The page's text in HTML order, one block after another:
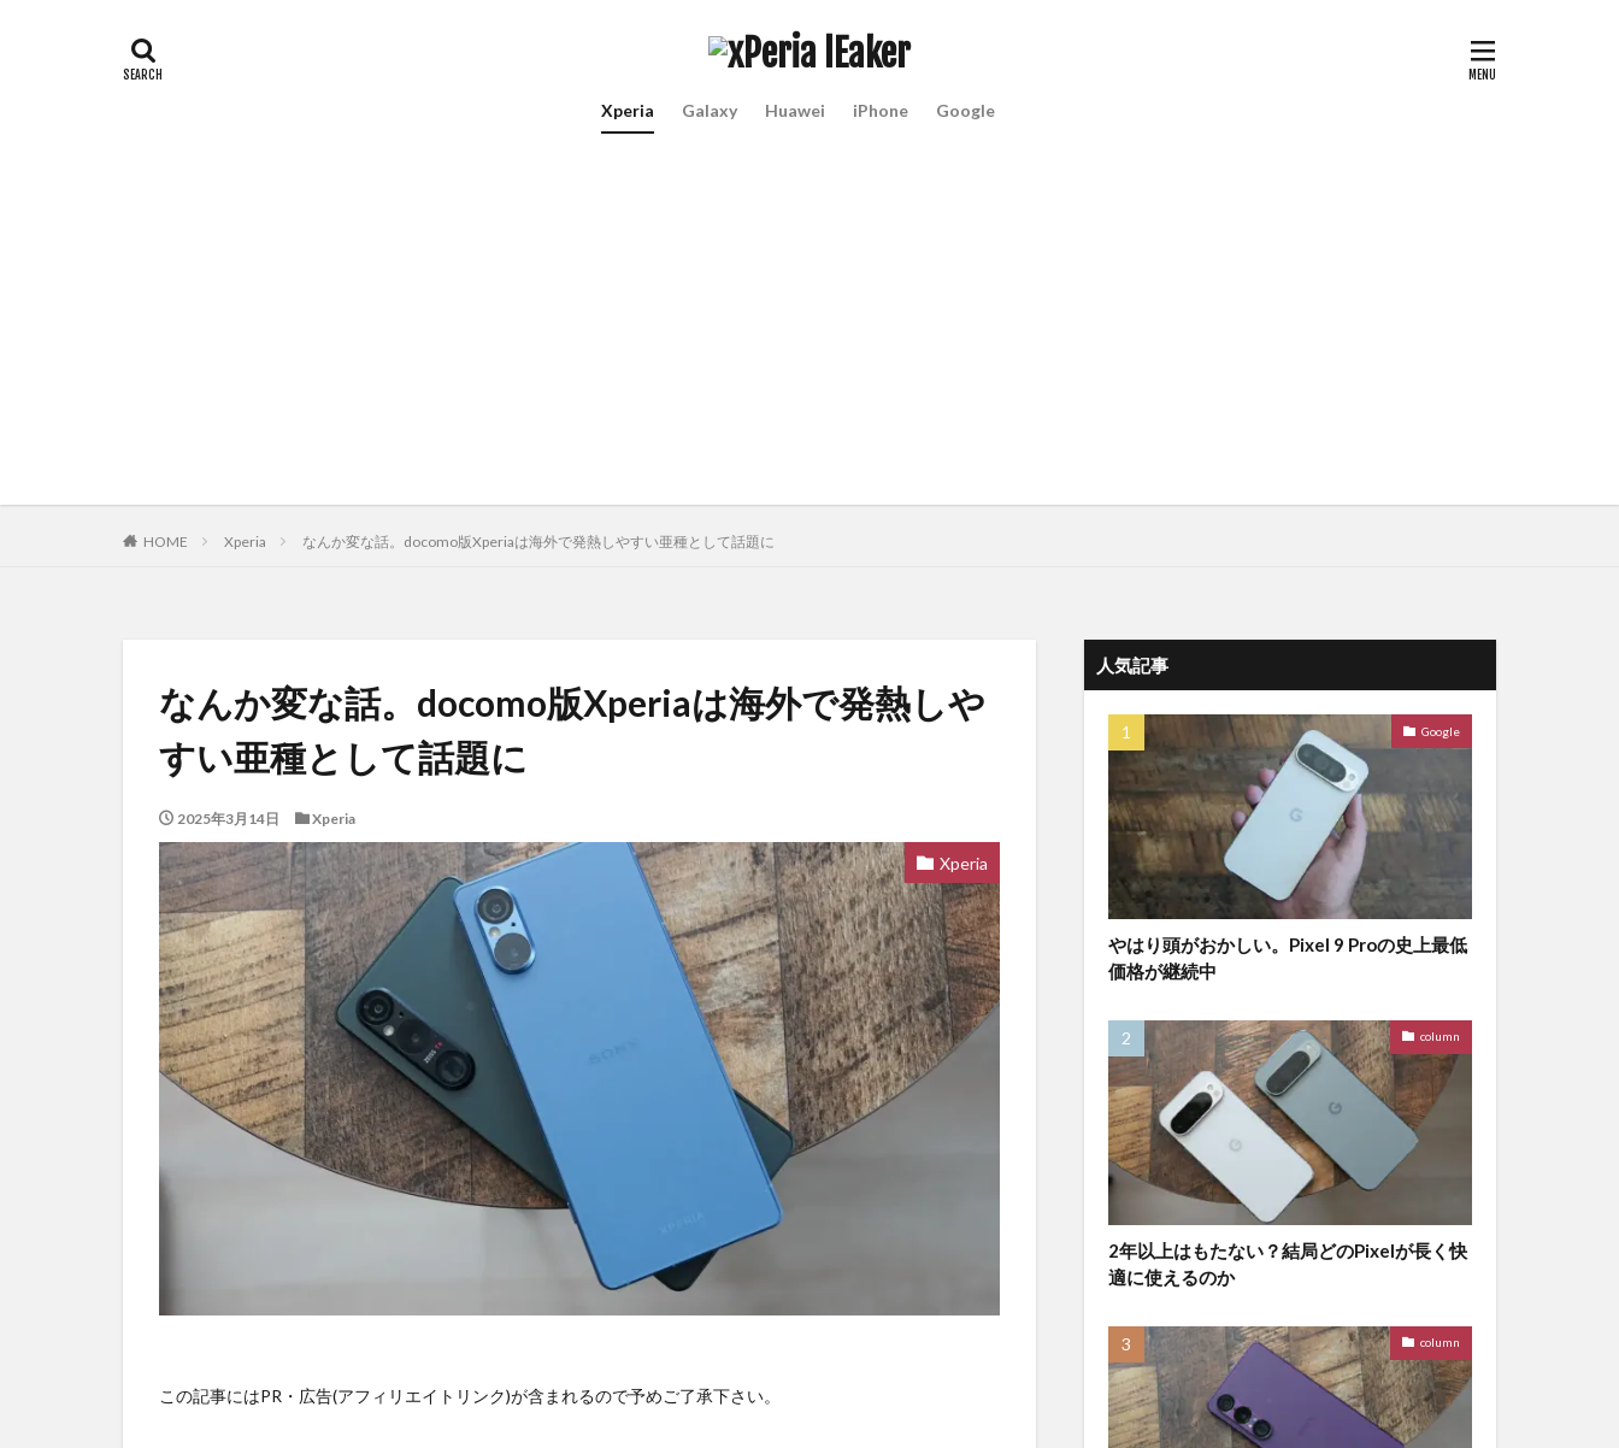
Xperia Galaxy Huawei iPhone Google
HOME Xperia なんか変な話。docomo版Xperiaは海外で発熱しやすい亜種として話題に
なんか変な話。docomo版Xperiaは海外で発熱しや
すい亜種として話題に
2025年3月14日 Xperia
Xperia
この記事にはPR・広告(アフィリエイトリンク)が含まれるので予めご了承下さい。
人気記事
Google
やはり頭がおかしい。Pixel 9 Proの史上最低
価格が継続中
column
2年以上はもたない？結局どのPixelが長く快
適に使えるのか
column